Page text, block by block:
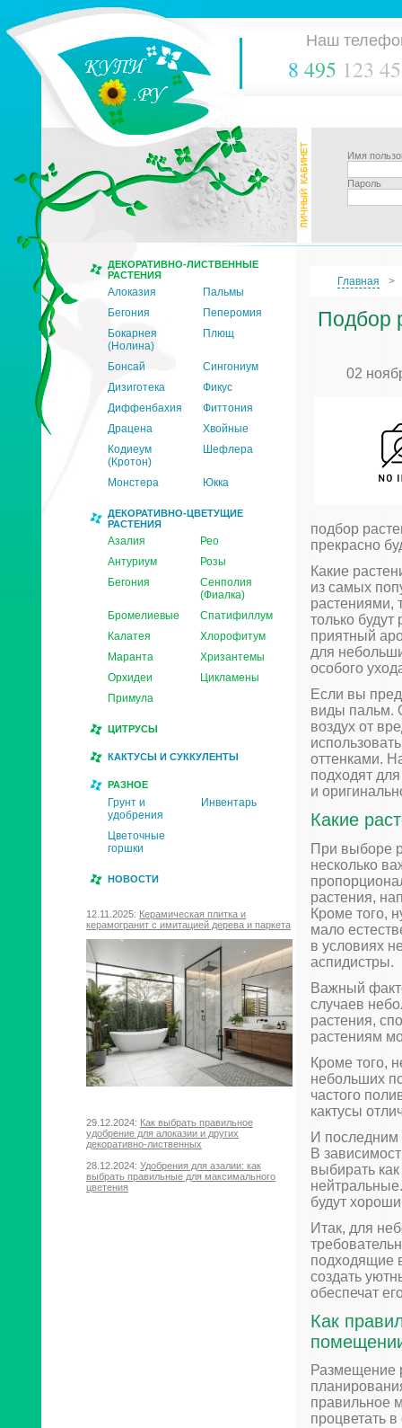
Наш
8 495 123
Имя
Пароль
ДЕКОРАТИВНО-ЛИСТВЕННЫЕ
РАСТЕНИЯ
Алоказия
Пальмы
Бегония
Пеперомия
Бокарнея
(Нолина)
Плющ
Бонсай
Сингониум
Дизиготека
Фикус
Диффенбахия
Фиттония
Драцена
Хвойные
Кодиеум
(Кротон)
Шефлера
Монстера Юкка
ДЕКОРАТИВНО-ЦВЕТУЩИЕ
РАСТЕНИЯ
Азалия
Рео
Антуриум
Розы
Бегония
Сенполия
(Фиалка)
Бромелиевые
Спатифиллум
Калатея
Хлорофитум
Маранта
Хризантемы
Орхидеи
Цикламены
Примула
ЦИТРУСЫ
КАКТУСЫ И СУККУЛЕНТЫ
РАЗНОЕ
Грунт и
удобрения
Инвентарь
Цветочные
горшки
НОВОСТИ
12.11.2025: Керамическая плитка и
керамогранит с имитацией дерева и паркета
29.12.2024: Как выбрать правильное
удобрение для алоказии и других
декоративно-лиственных
28.12.2024: Удобрения для азалии: как
выбрать правильные для максимального
цветения
Главная
Подбор
02
подбор
прекрасно
Какие
из самых
растениями,
только будут
приятный
для
особого
Если вы
виды пальм.
воздух от
оттенками.
подходят
и
Какие
При выборе
несколько
растения,
Кроме того,
мало
в условиях
аспидистры.
Важный
случаев
растения,
растениям
Кроме того,
небольших
частого
кактусы
И последним
В
выбирать
будут
Итак, для
подходящие
создать
обеспечат
Как
Размещение
правильное
процветать